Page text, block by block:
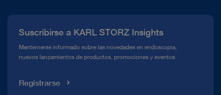
Línea de atención para el Cumplimiento normativo (Hotline)
Mediateca
Suscribirse a KARL STORZ Insights
Manternerse informado sobre las novedades en endoscopia,
nuevos lanzamientos de productos, promociones y eventos.
Registrarse